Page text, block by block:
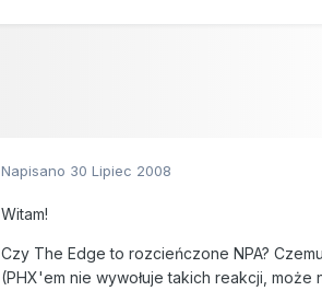
Napisano 30 Lipiec 2008
Witam!
Czy The Edge to rozcieńczone NPA?
(PHX'em nie wywołuje takich reakcji,